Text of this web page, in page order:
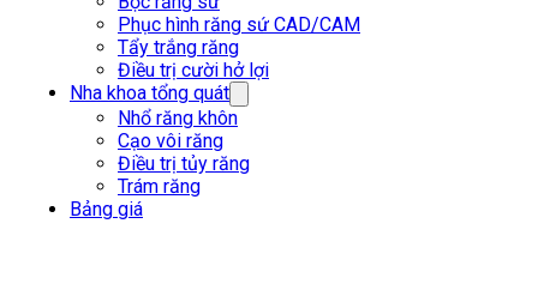
Phục hình răng sứ CAD/CAM
Tẩy trắng răng
Điều trị cười hở lợi
Nha khoa tổng quát
Nhổ răng khôn
Cạo vôi răng
Điều trị tủy răng
Trám răng
Bảng giá